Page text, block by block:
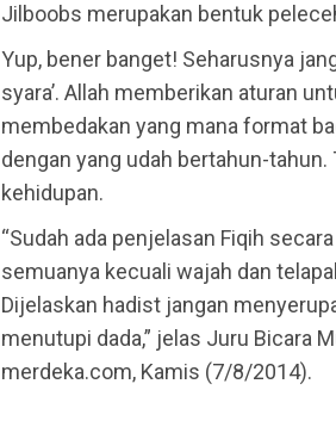
Jilboobs merupakan bentuk
Yup, bener banget! Seharusnya
syara’. Allah memberikan aturan
membedakan yang mana format
dengan yang udah bertahun-
kehidupan.
“Sudah ada penjelasan Fiqih
semuanya kecuali wajah dan
Dijelaskan hadist jangan
menutupi dada,” jelas Juru Bicara
merdeka.com, Kamis (7/8/2014).